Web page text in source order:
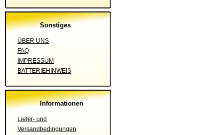
Sonstiges
ÜBER UNS
FAQ
IMPRESSUM
BATTERIEHINWEIS
Informationen
Liefer- und
Versandbedingungen